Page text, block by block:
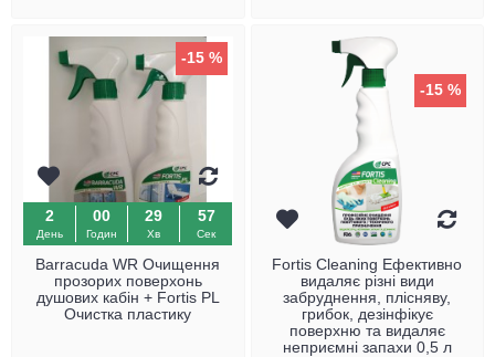
-15 %
2
День
00
Годин
29
Хв
57
Сек
Barracuda WR Очищення
прозорих поверхонь
душових кабін + Fortis PL
Очистка пластику
-15 %
Fortis Cleaning Ефективно
видаляє різні види
забруднення, плісняву,
грибок, дезінфікує
поверхню та видаляє
неприємні запахи 0,5 л